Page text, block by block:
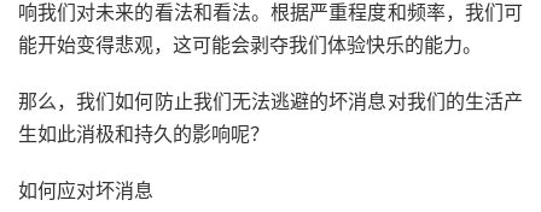
响我们对未来的看法和看法。根据严重程度和频率，我们可
能开始变得悲观，这可能会剥夺我们体验快乐的能力。
那么，我们如何防止我们无法逃避的坏消息对我们的生活产
生如此消极和持久的影响呢？
如何应对坏消息